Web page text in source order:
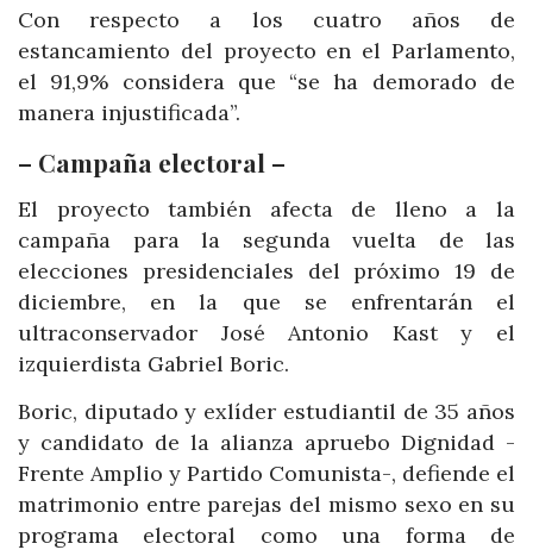
Con respecto a los cuatro años de
estancamiento del proyecto en el Parlamento,
el 91,9% considera que “se ha demorado de
manera injustificada”.
– Campaña electoral –
El proyecto también afecta de lleno a la
campaña para la segunda vuelta de las
elecciones presidenciales del próximo 19 de
diciembre, en la que se enfrentarán el
ultraconservador José Antonio Kast y el
izquierdista Gabriel Boric.
Boric, diputado y exlíder estudiantil de 35 años
y candidato de la alianza apruebo Dignidad -
Frente Amplio y Partido Comunista-, defiende el
matrimonio entre parejas del mismo sexo en su
programa electoral como una forma de